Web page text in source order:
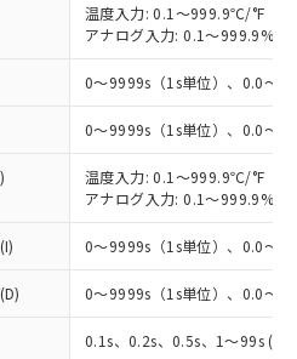
温度入力: 0.1～999.9℃/°F（
アナログ入力: 0.1～999.9%FS
0～9999s（1s単位）、0.0～
0～9999s（1s単位）、0.0～
温度入力: 0.1～999.9℃/°F（
アナログ入力: 0.1～999.9%FS
0～9999s（1s単位）、0.0～
0～9999s（1s単位）、0.0～
0.1s、0.2s、0.5s、1～99s (1s
指令（10物質）の
品が提供可能な商品で